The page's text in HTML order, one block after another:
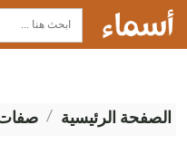
الصفحة الرئيسية صفات